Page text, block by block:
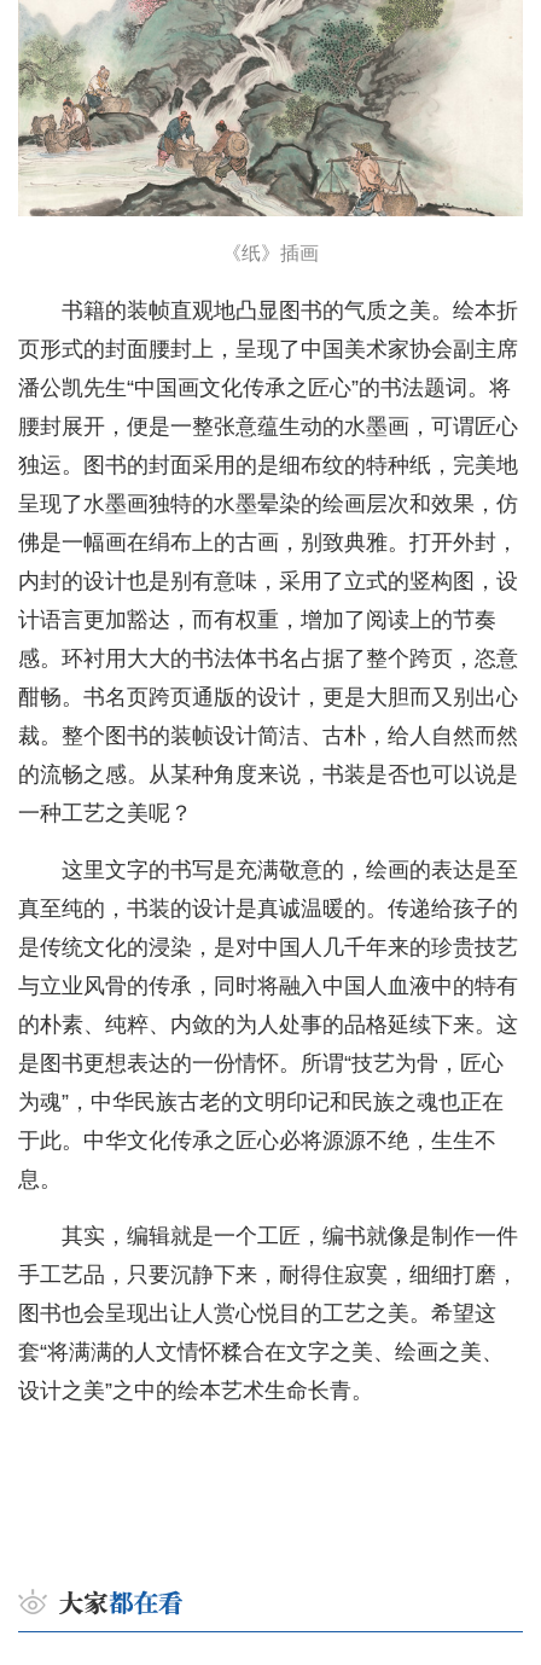
《纸》插画
书籍的装帧直观地凸显图书的气质之美。绘本折
页形式的封面腰封上，呈现了中国美术家协会副主席
潘公凯先生“中国画文化传承之匠心”的书法题词。将
腰封展开，便是一整张意蕴生动的水墨画，可谓匠心
独运。图书的封面采用的是细布纹的特种纸，完美地
呈现了水墨画独特的水墨晕染的绘画层次和效果，仿
佛是一幅画在绢布上的古画，别致典雅。打开外封，
内封的设计也是别有意味，采用了立式的竖构图，设
计语言更加豁达，而有权重，增加了阅读上的节奏
感。环衬用大大的书法体书名占据了整个跨页，恣意
酣畅。书名页跨页通版的设计，更是大胆而又别出心
裁。整个图书的装帧设计简洁、古朴，给人自然而然
的流畅之感。从某种角度来说，书装是否也可以说是
一种工艺之美呢？
这里文字的书写是充满敬意的，绘画的表达是至
真至纯的，书装的设计是真诚温暖的。传递给孩子的
是传统文化的浸染，是对中国人几千年来的珍贵技艺
与立业风骨的传承，同时将融入中国人血液中的特有
的朴素、纯粹、内敛的为人处事的品格延续下来。这
是图书更想表达的一份情怀。所谓“技艺为骨，匠心
为魂”，中华民族古老的文明印记和民族之魂也正在
于此。中华文化传承之匠心必将源源不绝，生生不
息。
其实，编辑就是一个工匠，编书就像是制作一件
手工艺品，只要沉静下来，耐得住寂寞，细细打磨，
图书也会呈现出让人赏心悦目的工艺之美。希望这
套“将满满的人文情怀糅合在文字之美、绘画之美、
设计之美”之中的绘本艺术生命长青。